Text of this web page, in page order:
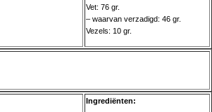
Vet: 76 gr.
– waarvan verzadigd: 46 gr.
Vezels: 10 gr.
Ingrediënten: